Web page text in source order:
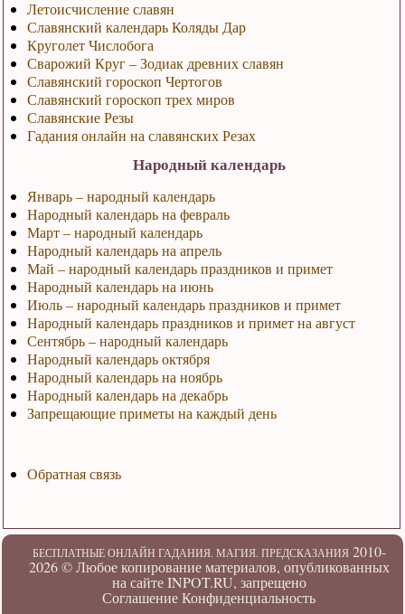
Летоисчисление славян
Славянский календарь Коляды Дар
Круголет Числобога
Сварожий Круг – Зодиак древних славян
Славянский гороскоп Чертогов
Славянский гороскоп трех миров
Славянские Резы
Гадания онлайн на славянских Резах
Народный календарь
Январь – народный календарь
Народный календарь на февраль
Март – народный календарь
Народный календарь на апрель
Май – народный календарь праздников и примет
Народный календарь на июнь
Июль – народный календарь праздников и примет
Народный календарь праздников и примет на август
Сентябрь – народный календарь
Народный календарь октября
Народный календарь на ноябрь
Народный календарь на декабрь
Запрещающие приметы на каждый день
Обратная связь
БЕСПЛАТНЫЕ ОНЛАЙН ГАДАНИЯ. МАГИЯ. ПРЕДСКАЗАНИЯ2010-
2026 ©Любое копирование материалов, опубликованных
на сайте INPOT.RU, запрещено
Соглашение Конфиденциальность